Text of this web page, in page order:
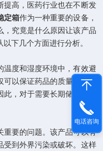
高，医药行业也在不断发
定箱作为一种重要的设备，
，究竟是什么原因让该产品
下几个方面进行分析。
度和湿度环境中，有效避
以保证药品的质量，还可
，对于需要长期储存的药
要的问题。该产品可以有
受到外界污染或破坏。这样
电话咨询